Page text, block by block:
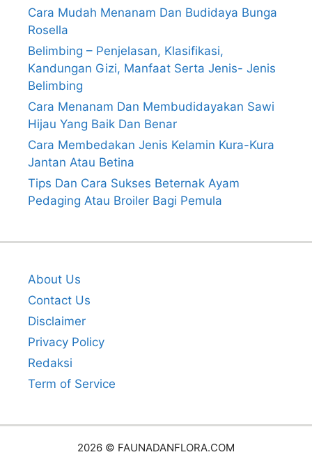
Cara Mudah Menanam Dan Budidaya Bunga
Rosella
Belimbing – Penjelasan, Klasifikasi,
Kandungan Gizi, Manfaat Serta Jenis- Jenis
Belimbing
Cara Menanam Dan Membudidayakan Sawi
Hijau Yang Baik Dan Benar
Cara Membedakan Jenis Kelamin Kura-Kura
Jantan Atau Betina
Tips Dan Cara Sukses Beternak Ayam
Pedaging Atau Broiler Bagi Pemula
About Us
Contact Us
Disclaimer
Privacy Policy
Redaksi
Term of Service
2026 © FAUNADANFLORA.COM